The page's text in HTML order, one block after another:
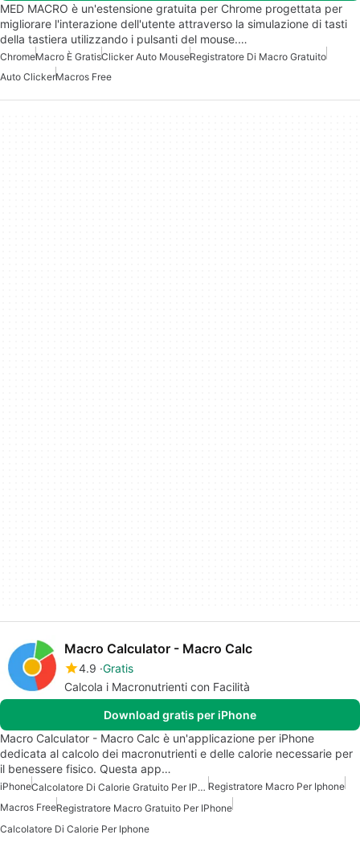
MED MACRO è un'estensione gratuita per Chrome progettata per
migliorare l'interazione dell'utente attraverso la simulazione di tasti
della tastiera utilizzando i pulsanti del mouse.…
ChromeMacro È GratisClicker Auto MouseRegistratore Di Macro Gratuito
Auto ClickerMacros Free
Macro Calculator - Macro Calc
4.9 Gratis
Calcola i Macronutrienti con Facilità
Download gratis per iPhone
Macro Calculator - Macro Calc è un'applicazione per iPhone
dedicata al calcolo dei macronutrienti e delle calorie necessarie per
il benessere fisico. Questa app…
iPhone Calcolatore Di Calorie Gratuito Per IPhone Registratore Macro Per Iphone
Macros FreeRegistratore Macro Gratuito Per IPhone
Calcolatore Di Calorie Per Iphone